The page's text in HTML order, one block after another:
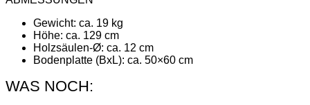
Gewicht: ca. 19 kg
Höhe: ca. 129 cm
Holzsäulen-Ø: ca. 12 cm
Bodenplatte (BxL): ca. 50×60 cm
WAS NOCH: